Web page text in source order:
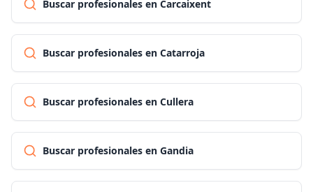
Buscar profesionales en Carcaixent
Buscar profesionales en Catarroja
Buscar profesionales en Cullera
Buscar profesionales en Gandia